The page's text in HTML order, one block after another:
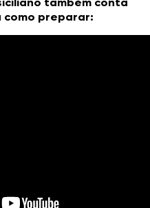
como preparar: